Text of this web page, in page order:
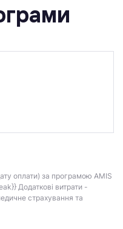
оплати) за програмою AMIS
Додаткові витрати -
страхування та